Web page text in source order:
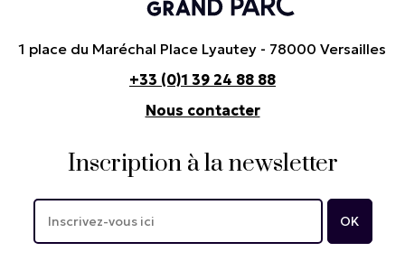
1 place du Maréchal Place Lyautey - 78000 Versailles
+33 (0)1 39 24 88 88
Nous contacter
Inscription à la newsletter